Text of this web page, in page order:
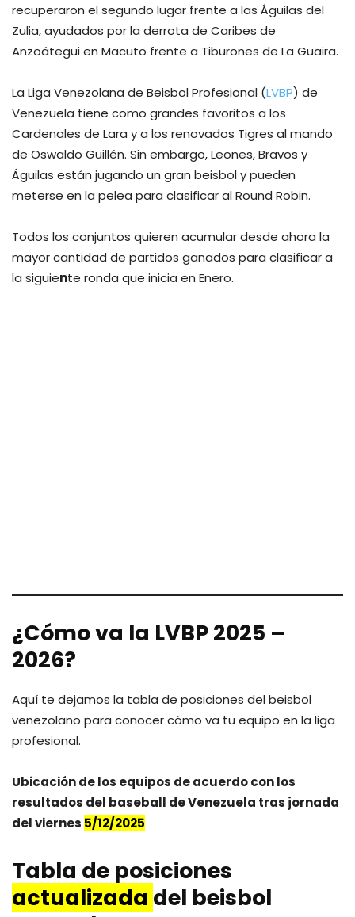
recuperaron el segundo lugar frente a las Águilas del
Zulia, ayudados por la derrota de Caribes de
Anzoátegui en Macuto frente a Tiburones de La Guaira.
La Liga Venezolana de Beisbol Profesional (LVBP) de
Venezuela tiene como grandes favoritos a los
Cardenales de Lara y a los renovados Tigres al mando
de Oswaldo Guillén. Sin embargo, Leones, Bravos y
Águilas están jugando un gran beisbol y pueden
meterse en la pelea para clasificar al Round Robin.
Todos los conjuntos quieren acumular desde ahora la
mayor cantidad de partidos ganados para clasificar a
la siguiente ronda que inicia en Enero.
¿Cómo va la LVBP 2025 –
2026?
Aquí te dejamos la tabla de posiciones del beisbol
venezolano para conocer cómo va tu equipo en la liga
profesional.
Ubicación de los equipos de acuerdo con los
resultados del baseball de Venezuela tras jornada
del viernes 5/12/2025
Tabla de posiciones
actualizada del beisbol